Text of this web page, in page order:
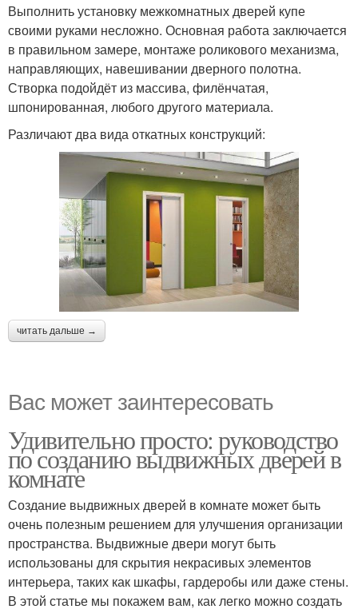
Выполнить установку межкомнатных дверей купе
своими руками несложно. Основная работа заключается
в правильном замере, монтаже роликового механизма,
направляющих, навешивании дверного полотна.
Створка подойдёт из массива, филёнчатая,
шпонированная, любого другого материала.
Различают два вида откатных конструкций:
читать дальше →
Вас может заинтересовать
Удивительно просто: руководство
по созданию выдвижных дверей в
комнате
Создание выдвижных дверей в комнате может быть
очень полезным решением для улучшения организации
пространства. Выдвижные двери могут быть
использованы для скрытия некрасивых элементов
интерьера, таких как шкафы, гардеробы или даже стены.
В этой статье мы покажем вам, как легко можно создать